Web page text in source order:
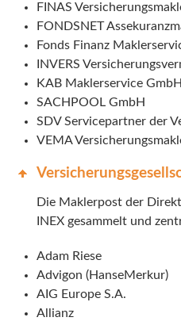
FINAS
FONDSNET
Fonds Finanz
INVERS
KAB Maklerservice GmbH
SACHPOOL GmbH
SDV Ser­vice­part­ner der
VEMA
Die Maklerpost der
INEX gesammelt und
Adam Riese
Advigon (HanseMerkur)
AIG Europe S.A.
Allianz